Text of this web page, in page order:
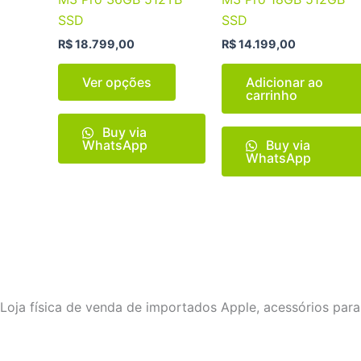
SSD
R$18.799,00
Ver opções
na
página
produto
Buy via
WhatsApp
SSD
R$14.199,00
Adicionar ao
carrinho
Buy via
WhatsApp
Loja física de venda de importados Apple, acessórios